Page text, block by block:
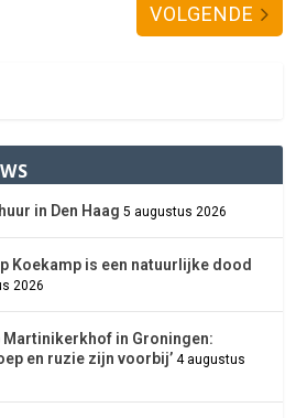
VOLGENDE
in Den Haag 5 augustus 2026
Koekamp is een natuurlijke dood
2026
Martinikerkhof in Groningen:
en ruzie zijn voorbij’ 4 augustus